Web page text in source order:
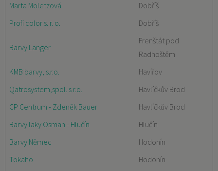
Marta Moletzová
Dobříš
Profi color s. r. o.
Dobříš
Barvy Langer
Frenštát pod
Radhoštěm
KMB barvy, s.r.o.
Havířov
Qatrosystem,spol. s r.o.
Havlíčkův Brod
CP Centrum - Zdeněk Bauer
Havlíčkův Brod
Barvy laky Osman - Hlučín
Hlučín
Barvy Němec
Hodonín
Tokaho
Hodonín